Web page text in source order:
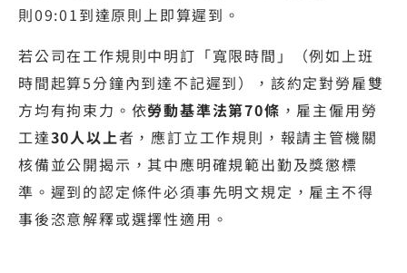
則09:01到達原則上即算遲到。
若公司在工作規則中明訂「寬限時間」（例如上班
時間起算5分鐘內到達不記遲到），該約定對勞雇雙
方均有拘束力。依勞動基準法第70條 ，雇主僱用勞
工達30人以上者，應訂立工作規則，報請主管機關
核備並公開揭示，其中應明確規範出勤及獎懲標
準。遲到的認定條件必須事先明文規定，雇主不得
事後恣意解釋或選擇性適用。